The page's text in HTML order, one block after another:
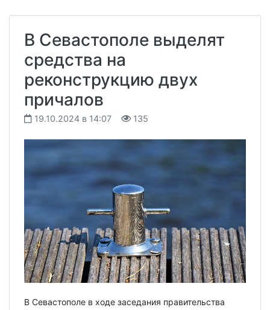
В Севастополе выделят
средства на
реконструкцию двух
причалов
19.10.2024 в 14:07 135
В Севастополе в ходе заседания правительства